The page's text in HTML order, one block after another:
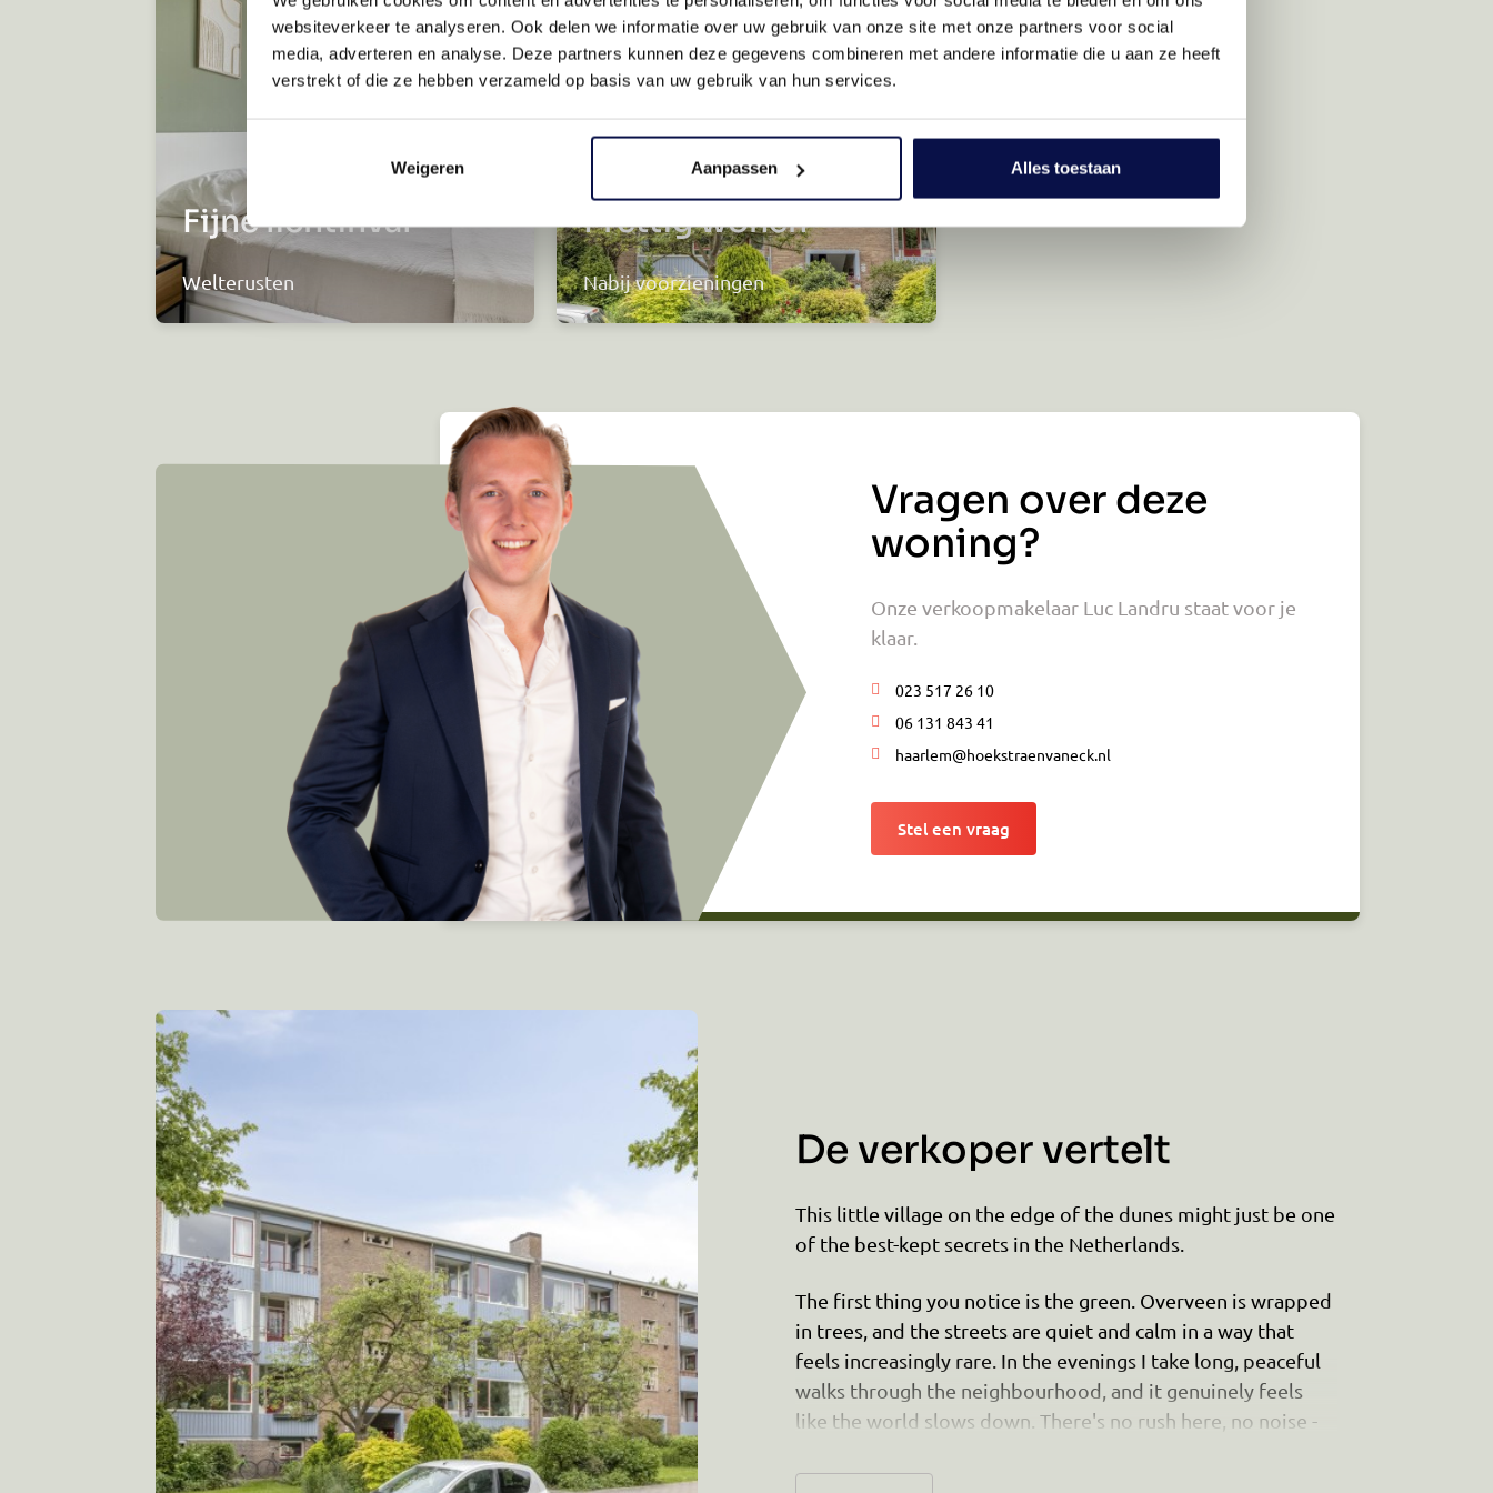
websiteverkeer te analyseren. Ook delen we informatie over uw gebruik van onze site met onze partners voor social
media, adverteren en analyse. Deze partners kunnen deze gegevens combineren met andere informatie die u aan ze heeft
verstrekt of die ze hebben verzameld op basis van uw gebruik van hun services.
Weigeren Aanpassen Alles toestaan
Fijne lichtinval
Welterusten
Prettig wonen
Nabij voorzieningen
Vragen over deze
woning?
Onze verkoopmakelaar Luc Landru staat voor je
klaar.
023 517 26 10
06 131 843 41
haarlem@hoekstraenvaneck.nl
Stel een vraag
De verkoper vertelt
This little village on the edge of the dunes might just be one
of the best-kept secrets in the Netherlands.
The first thing you notice is the green. Overveen is wrapped
in trees, and the streets are quiet and calm in a way that
feels increasingly rare. In the evenings I take long, peaceful
walks through the neighbourhood, and it genuinely feels
like the world slows down. There's no rush here, no noise -
the trees.